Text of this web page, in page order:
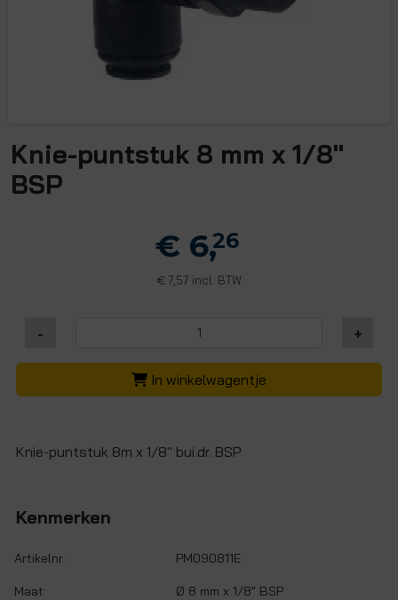
Knie-puntstuk 8 mm x 1/8"
BSP
€ 6,26
€ 7,57 incl. BTW
- +
In winkelwagentje
Knie-puntstuk 8m x 1/8" bui.dr. BSP
Kenmerken
Artikelnr.: PM090811E
Maat: Ø 8 mm x 1/8" BSP